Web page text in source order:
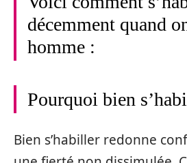
décemment quand
homme :
Pourquoi bien
Bien s’habiller redonne